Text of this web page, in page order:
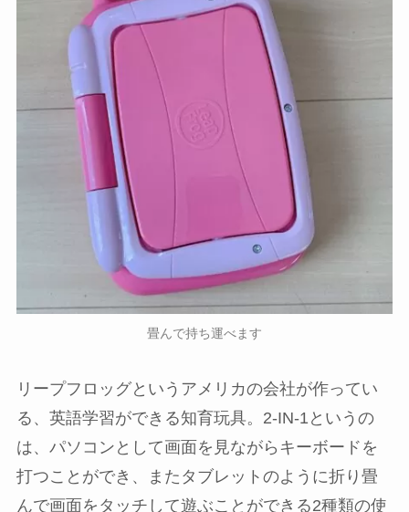
畳んで持ち運べます
リープフロッグというアメリカの会社が作ってい
る、英語学習ができる知育玩具。2-IN-1というの
は、 パソコンとして画面を見ながらキーボードを
打つことができ、またタブレットのように折り畳
んで画面をタッチして遊ぶことができる2種類の使